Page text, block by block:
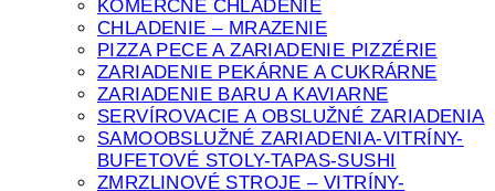
KOMERČNÉ CHLADENIE
CHLADENIE – MRAZENIE
PIZZA PECE A ZARIADENIE PIZZÉRIE
ZARIADENIE PEKÁRNE A CUKRÁRNE
ZARIADENIE BARU A KAVIARNE
SERVÍROVACIE A OBSLUŽNÉ ZARIADENIA
SAMOOBSLUŽNÉ ZARIADENIA-VITRÍNY-
BUFETOVÉ STOLY-TAPAS-SUSHI
ZMRZLINOVÉ STROJE – VITRÍNY-